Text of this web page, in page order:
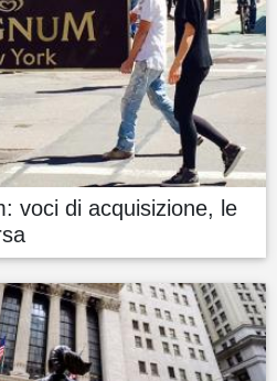
voci di acquisizione, le